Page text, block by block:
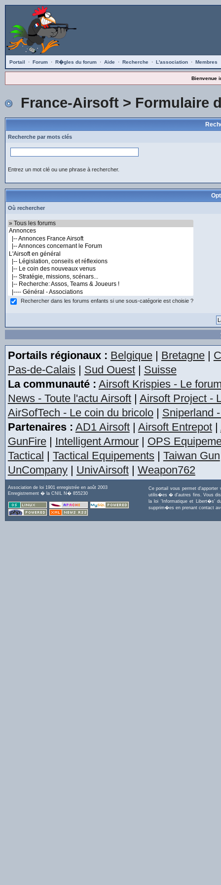
Portail · Forum · R�gles du forum · Aide · Recherche · L'association · Membres
Bienvenue
France-Airsoft> Formulaire
Recherche par mots clés
Entrez un mot clé ou une phrase à rechercher.
Où rechercher
Rechercher dans les forums enfants si une sous-catégorie est choisie ?
Portails régionaux : Belgique| Bretagne|
Pas-de-Calais| Sud Ouest| Suisse
La communauté : Airsoft Krispies - Le
News - Toute l'actu Airsoft| Airsoft Project -
AirSofTech - Le coin du bricolo| Sniperland
Partenaires : AD1 Airsoft| Airsoft Entrepot|
GunFire| Intelligent Armour| OPS
Tactical | Tactical Equipements| Taiwan Gun
UnCompany| UnivAirsoft| Weapon762
Association de loi 1901 enregistrée en août 2003
Enregistrement � la CNIL N� 855230
Ce portail vous permet
utilis�es � d'autres fins. Vous
la loi 'Informatique et Libert�s'
supprim�es en prenant contact